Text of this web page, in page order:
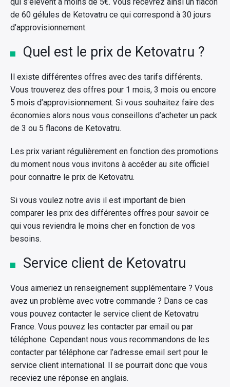
de 60 gélules de Ketovatru ce qui correspond à 30 jours
d’approvisionnement.
Quel est le prix de Ketovatru ?
Il existe différentes offres avec des tarifs différents.
Vous trouverez des offres pour 1 mois, 3 mois ou encore
5 mois d’approvisionnement. Si vous souhaitez faire des
économies alors nous vous conseillons d’acheter un pack
de 3 ou 5 flacons de Ketovatru.
Les prix variant régulièrement en fonction des promotions
du moment nous vous invitons à accéder au site officiel
pour connaitre le prix de Ketovatru.
Si vous voulez notre avis il est important de bien
comparer les prix des différentes offres pour savoir ce
qui vous reviendra le moins cher en fonction de vos
besoins.
Service client de Ketovatru
Vous aimeriez un renseignement supplémentaire ? Vous
avez un problème avec votre commande ? Dans ce cas
vous pouvez contacter le service client de Ketovatru
France. Vous pouvez les contacter par email ou par
téléphone. Cependant nous vous recommandons de les
contacter par téléphone car l’adresse email sert pour le
service client international. Il se pourrait donc que vous
receviez une réponse en anglais.